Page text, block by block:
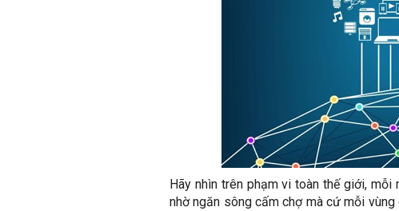
Hãy nhìn trên phạm vi toàn thế giới,
nhờ ngăn sông cấm chợ mà cứ mỗi